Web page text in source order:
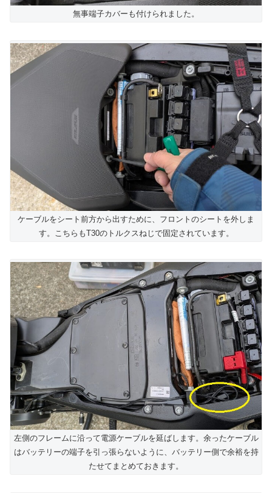
無事端子カバーも付けられました。
ケーブルをシート前方から出すために、フロントのシートを外しま
す。こちらもT30のトルクスねじで固定されています。
左側のフレームに沿って電源ケーブルを延ばします。余ったケーブル
はバッテリーの端子を引っ張らないように、バッテリー側で余裕を持
たせてまとめておきます。